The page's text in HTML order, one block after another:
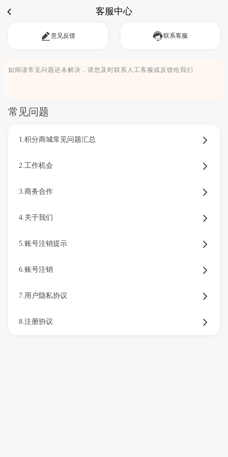
客服中心
意见反馈 联系客服
如阅读常见问题还未解决，请您及时联系人工客服或反馈给我们
常见问题
1.积分商城常见问题汇总
2.工作机会
3.商务合作
4.关于我们
5.账号注销提示
6.账号注销
7.用户隐私协议
8.注册协议